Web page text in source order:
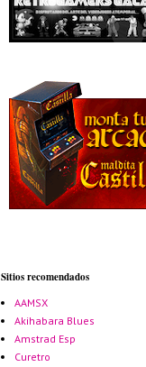
Sitios recomendados
AAMSX
Akihabara Blues
Amstrad Esp
Curetro